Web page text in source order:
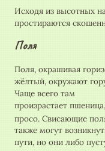
Исходя из высотных
простираются
Поля
Поля, окрашивая
жёлтый, окружают
Чаще всего там
произрастает
просо. Свисающие
также могут
пути, но они либо